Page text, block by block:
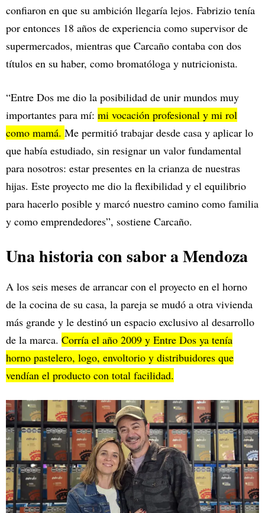
confiaron en que su ambición llegaría lejos. Fabrizio tenía
por entonces 18 años de experiencia como supervisor de
supermercados, mientras que Carcaño contaba con dos
títulos en su haber, como bromatóloga y nutricionista.
“Entre Dos me dio la posibilidad de unir mundos muy
importantes para mí: mi vocación profesional y mi rol
como mamá. Me permitió trabajar desde casa y aplicar lo
que había estudiado, sin resignar un valor fundamental
para nosotros: estar presentes en la crianza de nuestras
hijas. Este proyecto me dio la flexibilidad y el equilibrio
para hacerlo posible y marcó nuestro camino como familia
y como emprendedores”, sostiene Carcaño.
Una historia con sabor a Mendoza
A los seis meses de arrancar con el proyecto en el horno
de la cocina de su casa, la pareja se mudó a otra vivienda
más grande y le destinó un espacio exclusivo al desarrollo
de la marca. Corría el año 2009 y Entre Dos ya tenía
horno pastelero, logo, envoltorio y distribuidores que
vendían el producto con total facilidad.